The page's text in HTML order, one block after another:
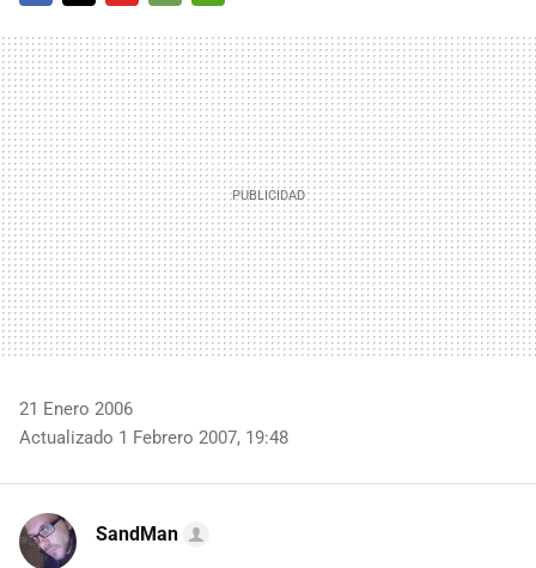
MAIL
21 Enero 2006
Actualizado 1 Febrero 2007, 19:48
SandMan